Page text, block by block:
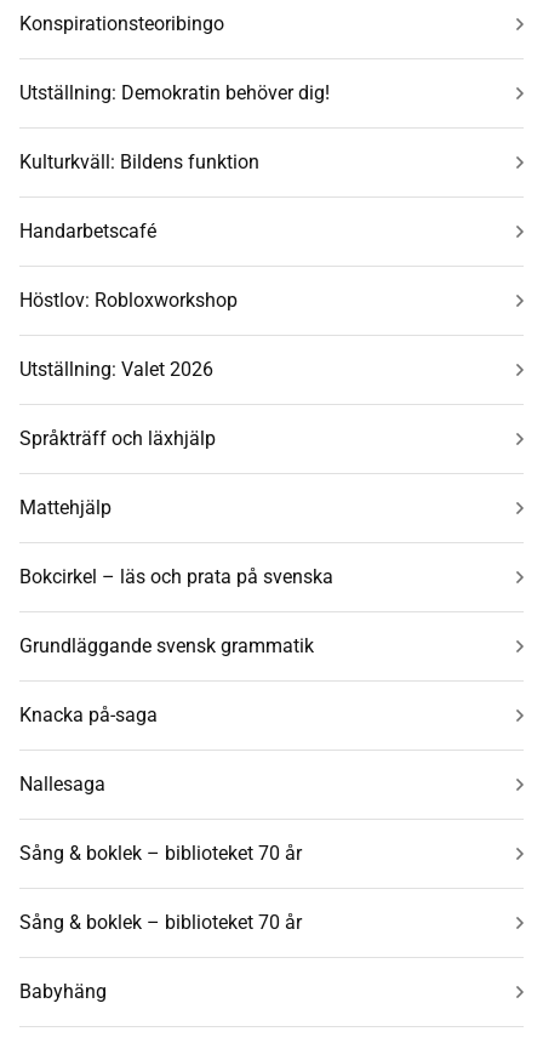
Konspirationsteoribingo
Utställning: Demokratin behöver dig!
Kulturkväll: Bildens funktion
Handarbetscafé
Höstlov: Robloxworkshop
Utställning: Valet 2026
Språkträff och läxhjälp
Mattehjälp
Bokcirkel – läs och prata på svenska
Grundläggande svensk grammatik
Knacka på-saga
Nallesaga
Sång & boklek – biblioteket 70 år
Sång & boklek – biblioteket 70 år
Babyhäng